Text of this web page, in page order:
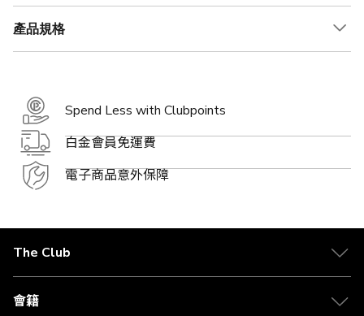
產品規格
Spend Less with Clubpoints
白金會員免運費
電子商品意外保障
The Club
關於 The Club
合作夥伴
會籍